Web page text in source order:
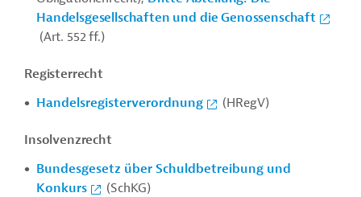
Handelsgesellschaften und die Genossenschaft
(Art. 552 ff.)
Registerrecht
Handelsregisterverordnung
(HRegV)
Insolvenzrecht
Bundesgesetz über Schuldbetreibung und
Konkurs
(SchKG)